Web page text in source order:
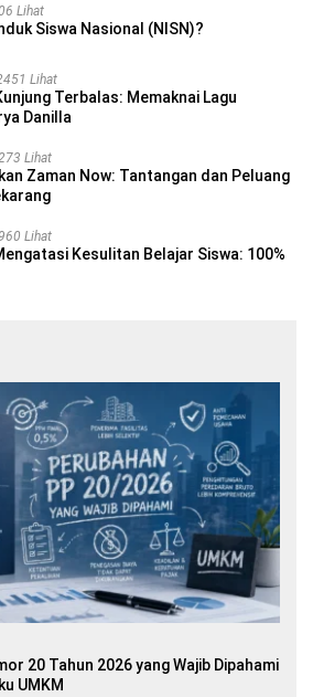
Lihat
Siswa Nasional (NISN)?
Lihat
Terbalas: Memaknai Lagu
Danilla
Lihat
Zaman Now: Tantangan dan Peluang
Lihat
Kesulitan Belajar Siswa: 100%
20 Tahun 2026 yang Wajib Dipahami
UMKM